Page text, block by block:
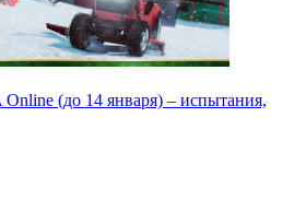
(до 14 января) – испытания,